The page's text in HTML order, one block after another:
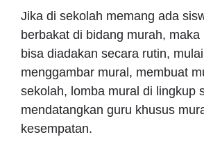
Jika di sekolah memang ada
berbakat di bidang murah, maka
bisa diadakan secara rutin,
menggambar mural, membuat
sekolah, lomba mural di lingkup
mendatangkan guru khusus
kesempatan.